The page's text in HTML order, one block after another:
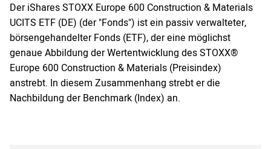
Der iShares STOXX Europe 600 Construction & Materials
UCITS ETF (DE) (der "Fonds") ist ein passiv verwalteter,
börsengehandelter Fonds (ETF), der eine möglichst
genaue Abbildung der Wertentwicklung des STOXX®
Europe 600 Construction & Materials (Preisindex)
anstrebt. In diesem Zusammenhang strebt er die
Nachbildung der Benchmark (Index) an.